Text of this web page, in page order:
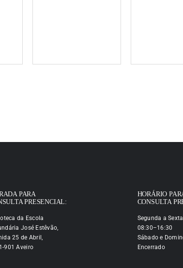
PARA
PRESENCIAL:
da Escola
José Estêvão,
25 de Abril,
901 Aveiro
HORÁRIO
CONSULTA
Segunda a
08:30–16:30
Sábado e
Encerrado